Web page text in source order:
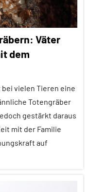
Väter
dem
vielen Tieren eine
Totengräber
gestärkt daraus
mit der Familie
auf